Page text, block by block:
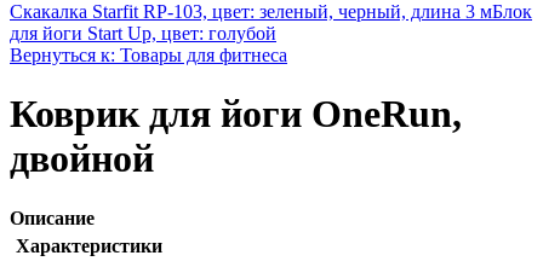
Скакалка Starfit RP-103, цвет: зеленый, черный, длина 3 мБлок
для йоги Start Up, цвет: голубой
Вернуться к: Товары для фитнеса
Коврик для йоги OneRun,
двойной
Описание
Характеристики